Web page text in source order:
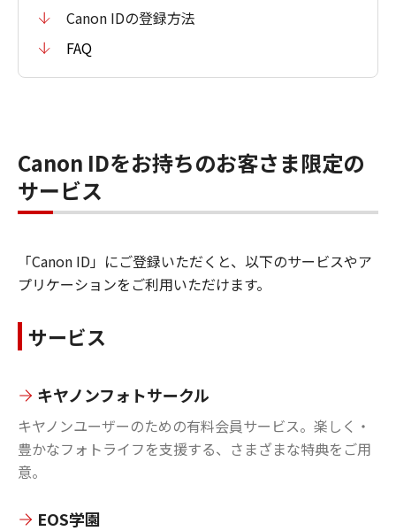
Canon IDの登録方法
FAQ
Canon IDをお持ちのお客さま限定の
サービス
「Canon ID」にご登録いただくと、以下のサービスやア
プリケーションをご利用いただけます。
サービス
キヤノンフォトサークル
キヤノンユーザーのための有料会員サービス。楽しく・
豊かなフォトライフを支援する、さまざまな特典をご用
意。
EOS学園